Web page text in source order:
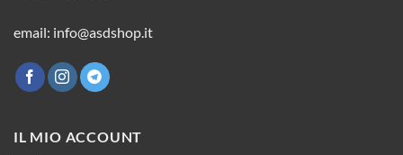
email: info@asdshop.it
IL MIO ACCOUNT